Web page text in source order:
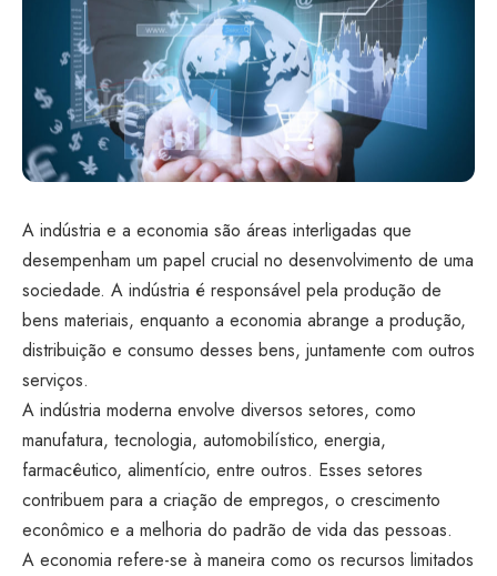
A indústria e a economia são áreas interligadas que
desempenham um papel crucial no desenvolvimento de uma
sociedade. A indústria é responsável pela produção de
bens materiais, enquanto a economia abrange a produção,
distribuição e consumo desses bens, juntamente com outros
serviços.
A indústria moderna envolve diversos setores, como
manufatura, tecnologia, automobilístico, energia,
farmacêutico, alimentício, entre outros. Esses setores
contribuem para a criação de empregos, o crescimento
econômico e a melhoria do padrão de vida das pessoas.
A economia refere-se à maneira como os recursos limitados